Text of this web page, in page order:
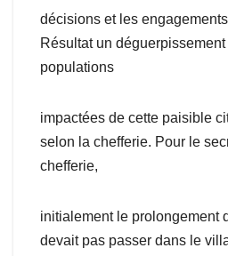
décisions et les engagements
Résultat un
populations
impactées de cette paisible
selon la chefferie. Pour le
chefferie,
initialement le prolongement
devait pas passer dans le